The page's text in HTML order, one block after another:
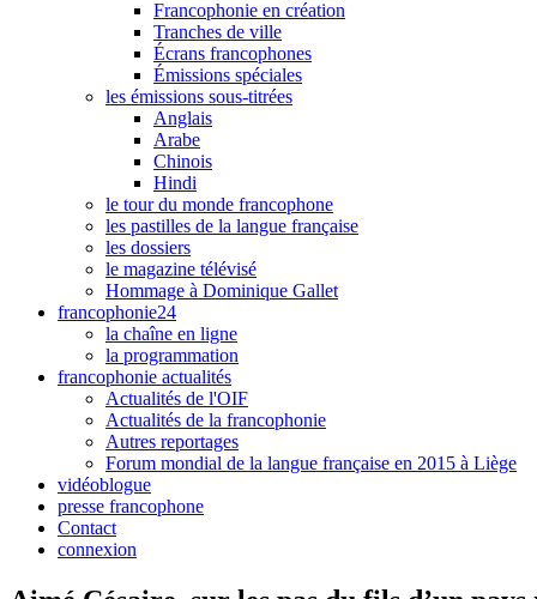
Francophonie en création
Tranches de ville
Écrans francophones
Émissions spéciales
les émissions sous-titrées
Anglais
Arabe
Chinois
Hindi
le tour du monde francophone
les pastilles de la langue française
les dossiers
le magazine télévisé
Hommage à Dominique Gallet
francophonie24
la chaîne en ligne
la programmation
francophonie actualités
Actualités de l'OIF
Actualités de la francophonie
Autres reportages
Forum mondial de la langue française en 2015 à Liège
vidéoblogue
presse francophone
Contact
connexion